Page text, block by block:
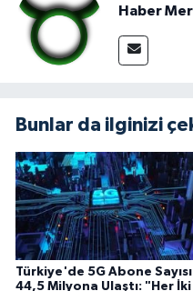
Haber
Bunlar da ilginizi
Türkiye'de 5G Abone Sayısı
44,5 Milyona Ulaştı: "Her İki